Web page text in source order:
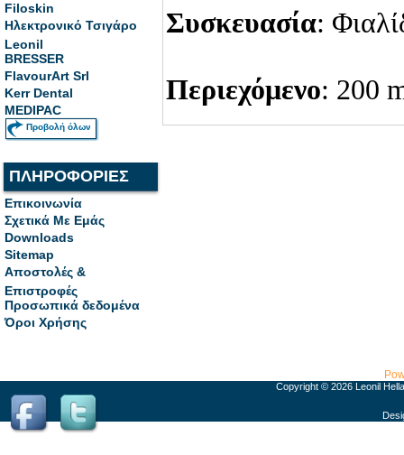
Filoskin
Ηλεκτρονικό Τσιγάρο
Leonil
BRESSER
FlavourArt Srl
Kerr Dental
MEDIPAC
Προβολή όλων
ΠΛΗΡΟΦΟΡΙΕΣ
Επικοινωνία
Σχετικά Με Εμάς
Downloads
Sitemap
Αποστολές &
Επιστροφές
Προσωπικά δεδομένα
Όροι Χρήσης
Συσκευασία:
Περιεχόμενο: 200
Copyright © 2026 Leonil